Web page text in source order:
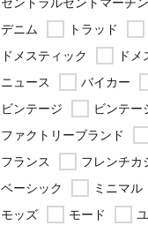
デニム
トラッド
ドメスティック
ド
ニュース
バイカー
ビンテージ
ビンテー
ファクトリーブランド
フランス
フレンチカ
ベーシック
ミニマル
モッズ
モード